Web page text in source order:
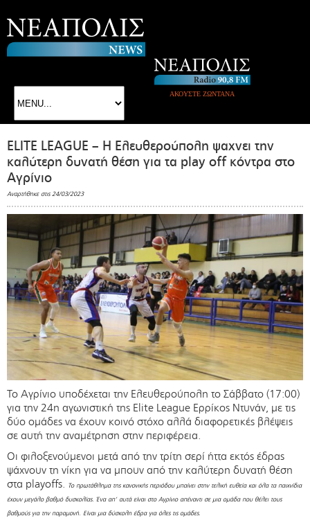
ΑΚΟΥΣΤΕ ΖΩΝΤΑΝΑ
ELITE LEAGUE – Η Ελευθερούπολη ψαχνει την
καλύτερη δυνατή θέση για τα play off κόντρα στο
Αγρίνιο
Αναρτήθηκε στις 24/03/2023
Το Αγρίνιο υποδέχεται την Ελευθερούπολη το Σάββατο (17:00)
για την 24η αγωνιστική της Elite League Ερρίκος Ντυνάν, με τις
δύο ομάδες να έχουν κοινό στόχο αλλά διαφορετικές βλέψεις
σε αυτή την αναμέτρηση στην περιφέρεια.
Οι φιλοξενούμενοι μετά από την τρίτη σερί ήττα εκτός έδρας
ψάχνουν τη νίκη για να μπουν από την καλύτερη δυνατή θέση
στα playoffs. Το πρωτάθλημα της κανονικής περιόδου μπαίνει στην τελική ευθεία και όλα τα παιχνίδια
έχουν μεγάλο βαθμό δυσκολίας. Ένα απ’ αυτά είναι στο Αγρίνιο απέναντι σε μια ομάδα που θέλει τους
βαθμούς για την παραμονή. Είναι μια δύσκολη έδρα για όλες τις ομάδες.